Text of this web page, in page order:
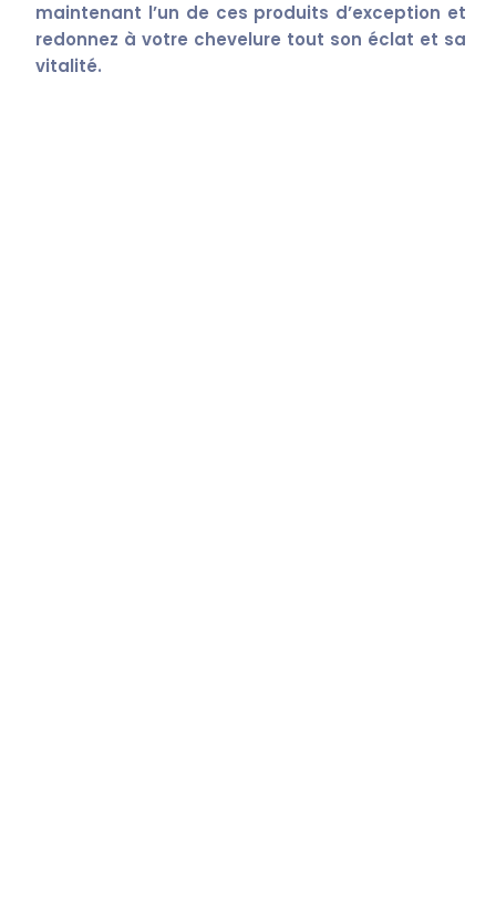
maintenant l’un de ces produits d’exception et
redonnez à votre chevelure tout son éclat et sa
vitalité.